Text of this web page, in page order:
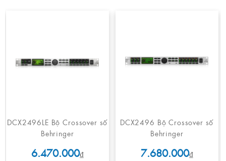
DCX2496LE Bộ Crossover số
Behringer
6.470.000₫
DCX2496 Bộ Crossover số
Behringer
7.680.000₫